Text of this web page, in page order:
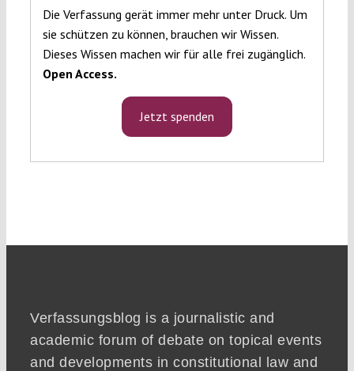
Die Verfassung gerät immer mehr unter Druck. Um
sie schützen zu können, brauchen wir Wissen.
Dieses Wissen machen wir für alle frei zugänglich.
Open Access.
Jetzt spenden
Verfassungsblog is a journalistic and
academic forum of debate on topical events
and developments in constitutional law and